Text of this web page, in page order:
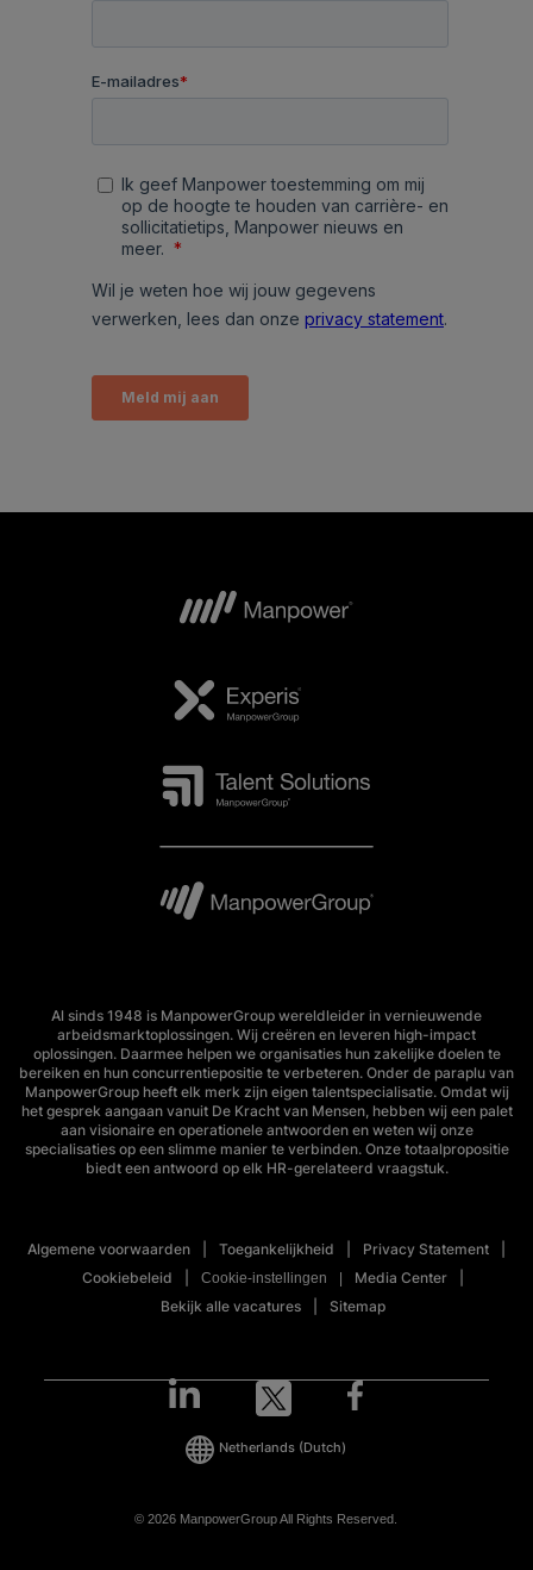
Al sinds 1948 is ManpowerGroup wereldleider in vernieuwende
arbeidsmarktoplossingen. Wij creëren en leveren high-impact
oplossingen. Daarmee helpen we organisaties hun zakelijke doelen te
bereiken en hun concurrentiepositie te verbeteren. Onder de paraplu van
ManpowerGroup heeft elk merk zijn eigen talentspecialisatie. Omdat wij
het gesprek aangaan vanuit De Kracht van Mensen, hebben wij een palet
aan visionaire en operationele antwoorden en weten wij onze
specialisaties op een slimme manier te verbinden. Onze totaalpropositie
biedt een antwoord op elk HR-gerelateerd vraagstuk.
Algemene voorwaarden Toegankelijkheid
Privacy Statement
Cookiebeleid
Cookie-instellingen
Media Center
Bekijk alle vacatures
Sitemap
© 2026 ManpowerGroup All Rights Reserved.
Netherlands (Dutch)